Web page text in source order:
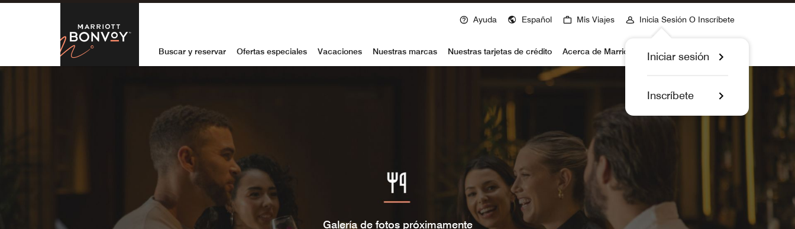
Skip to Content
Marriott Bonvoy
Ayuda Español Mis Viajes Inicia Sesión O Inscríbete
Iniciar sesión
Inscríbete
Buscar y reservar Ofertas especiales Vacaciones Nuestras marcas Nuestras tarjetas de crédito Acerca de Marriott Bonvoy
Galería de fotos próximamente